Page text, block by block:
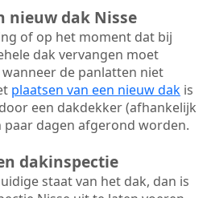
nieuw dak Nisse
of op het moment dat bij
dak vervangen moet
de panlatten niet
plaatsen van een nieuw dak is
een dakdekker (afhankelijk
paar dagen afgerond worden.
dakinspectie
staat van het dak, dan is